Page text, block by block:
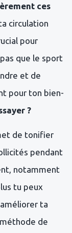
ces
circulation
pour
que le sport
et de
pour ton bien-
?
de tonifier
pendant
notamment
tu peux
ta
de